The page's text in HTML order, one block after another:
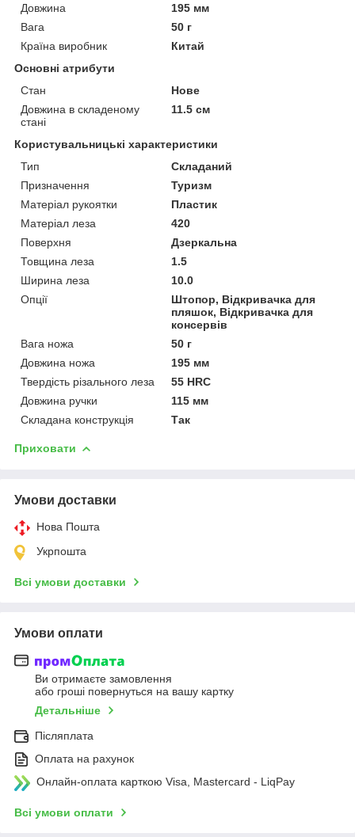
Довжина
195 мм
Вага
50 г
Країна виробник
Китай
Основні атрибути
Стан
Нове
Довжина в складеному
стані
11.5 см
Користувальницькі характеристики
Тип
Складаний
Призначення
Туризм
Матеріал рукоятки
Пластик
Матеріал леза
420
Поверхня
Дзеркальна
Товщина леза
1.5
Ширина леза
10.0
Опції
Штопор, Відкривачка для
пляшок, Відкривачка для
консервів
Вага ножа
50 г
Довжина ножа
195 мм
Твердість різального леза
55 HRC
Довжина ручки
115 мм
Складана конструкція
Так
Приховати
Умови доставки
Нова Пошта
Укрпошта
Всі умови доставки
Умови оплати
Ви отримаєте замовлення
або гроші повернуться на вашу картку
Детальніше
Післяплата
Оплата на рахунок
Онлайн-оплата карткою Visa, Mastercard - LiqPay
Всі умови оплати